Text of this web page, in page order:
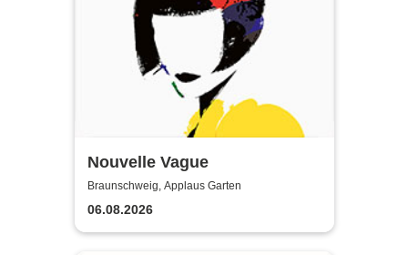
Nouvelle Vague
Braunschweig, Applaus Garten
06.08.2026